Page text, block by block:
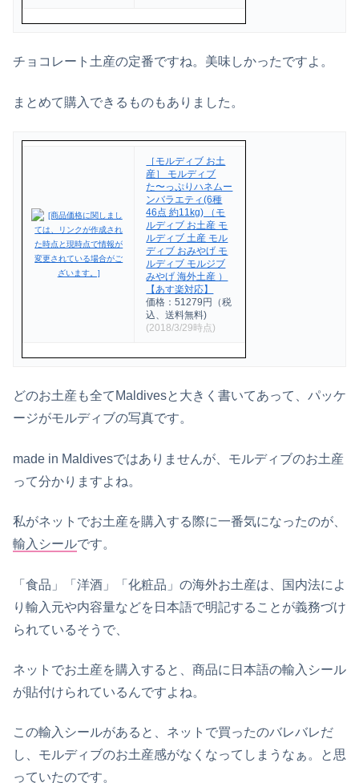
チョコレート土産の定番ですね。美味しかったですよ。
まとめて購入できるものもありました。
［モルディブ お土
産］ モルディブ
た〜っぷりハネムー
ンバラエティ(6種
46点 約11kg) （モ
ルディブ お土産 モ
ルディブ 土産 モル
ディブ おみやげ モ
ルディブ モルジブ
みやげ 海外土産 ）
【あす楽対応】
価格：51279円（税
込、送料無料)
(2018/3/29時点)
どのお土産も全てMaldivesと大きく書いてあって、パッケ
ージがモルディブの写真です。
made in Maldivesではありませんが、モルディブのお土産
って分かりますよね。
私がネットでお土産を購入する際に一番気になったのが、
輸入シールです。
「食品」「洋酒」「化粧品」の海外お土産は、国内法によ
り輸入元や内容量などを日本語で明記することが義務づけ
られているそうで、
ネットでお土産を購入すると、商品に日本語の輸入シール
が貼付けられているんですよね。
この輸入シールがあると、ネットで買ったのバレバレだ
し、モルディブのお土産感がなくなってしまうなぁ。と思
っていたのです。